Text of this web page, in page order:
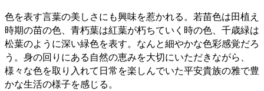
色を表す言葉の美しさにも興味を惹かれる。若苗色は田植え
時期の苗の色、青朽葉は紅葉が朽ちていく時の色、千歳緑は
松葉のように深い緑色を表す。なんと細やかな色彩感覚だろ
う。身の回りにある自然の恵みを大切にいただきながら、
様々な色を取り入れて日常を楽しんでいた平安貴族の雅で豊
かな生活の様子を感じる。